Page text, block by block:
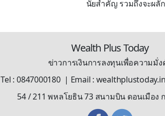
นัยสำคัญ รวมถึงจะผลั
Wealth Plus Today
ข่าวการเงินการลงทุนเพื่อความมั่ง
Tel : 0847000180 | Email :
54 / 211 พหลโยธิน 73 สนามบิน ดอนเมือง